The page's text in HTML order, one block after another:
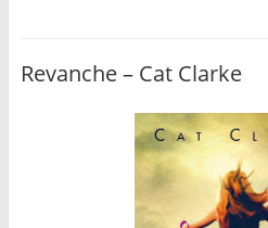
Revanche – Cat Clarke